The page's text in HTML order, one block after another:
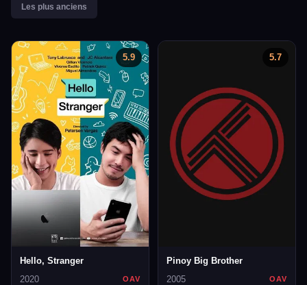
Les plus anciens
5.9
Hello, Stranger
2020
OAV
5.7
Pinoy Big Brother
2005
OAV